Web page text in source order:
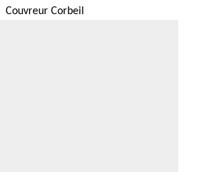
Couvreur Corbeil